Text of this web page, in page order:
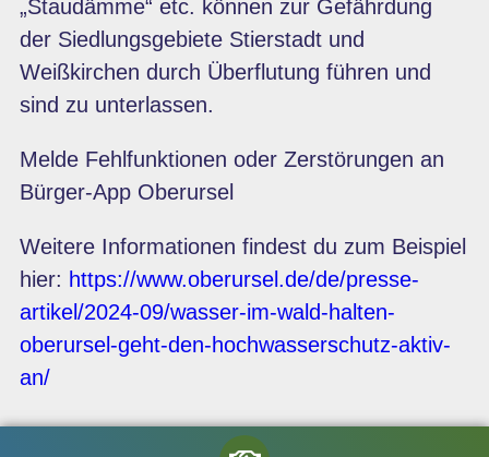
„Staudämme“ etc. können zur Gefährdung
der Siedlungsgebiete Stierstadt und
Weißkirchen durch Überflutung führen und
sind zu unterlassen.
Melde Fehlfunktionen oder Zerstörungen an
Bürger-App Oberursel
Weitere Informationen findest du zum Beispiel
hier: https://www.oberursel.de/de/presse-
artikel/2024-09/wasser-im-wald-halten-
oberursel-geht-den-hochwasserschutz-aktiv-
an/